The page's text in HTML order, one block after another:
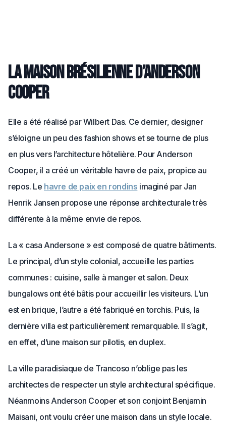
La maison brésilienne d’Anderson
Cooper
Elle a été réalisé par Wilbert Das. Ce dernier, designer
s’éloigne un peu des fashion shows et se tourne de plus
en plus vers l’architecture hôtelière. Pour Anderson
Cooper, il a créé un véritable havre de paix, propice au
repos. Le havre de paix en rondins imaginé par Jan
Henrik Jansen propose une réponse architecturale très
différente à la même envie de repos.
La « casa Andersone » est composé de quatre bâtiments.
Le principal, d’un style colonial, accueille les parties
communes : cuisine, salle à manger et salon. Deux
bungalows ont été bâtis pour accueillir les visiteurs. L’un
est en brique, l’autre a été fabriqué en torchis. Puis, la
dernière villa est particulièrement remarquable. Il s’agit,
en effet, d’une maison sur pilotis, en duplex.
La ville paradisiaque de Trancoso n’oblige pas les
architectes de respecter un style architectural spécifique.
Néanmoins Anderson Cooper et son conjoint Benjamin
Maisani, ont voulu créer une maison dans un style locale.